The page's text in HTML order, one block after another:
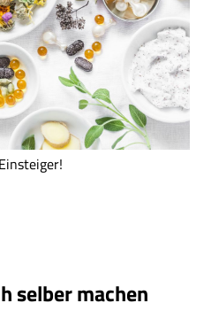
selber machen